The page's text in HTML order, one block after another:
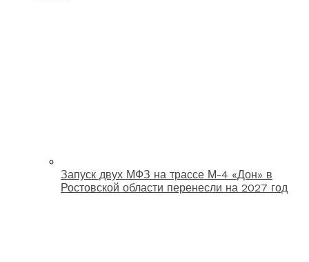
Запуск двух МФЗ на трассе М-4 «Дон» в
Ростовской области перенесли на 2027 год